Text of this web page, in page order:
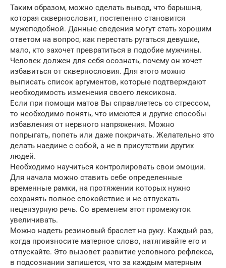
Таким образом, можно сделать вывод, что барышня,
которая сквернословит, постепенно становится
мужеподобной. Данные сведения могут стать хорошим
ответом на вопрос, как перестать ругаться девушке,
мало, кто захочет превратиться в подобие мужчины.
Человек должен для себя осознать, почему он хочет
избавиться от сквернословия. Для этого можно
выписать список аргументов, которые подтверждают
необходимость изменения своего лексикона.
Если при помощи матов Вы справляетесь со стрессом,
то необходимо понять, что имеются и другие способы
избавления от нервного напряжения. Можно
попрыгать, попеть или даже покричать. Желательно это
делать наедине с собой, а не в присутствии других
людей.
Необходимо научиться контролировать свои эмоции.
Для начала можно ставить себе определенные
временные рамки, на протяжении которых нужно
сохранять полное спокойствие и не отпускать
нецензурную речь. Со временем этот промежуток
увеличивать.
Можно надеть резиновый браслет на руку. Каждый раз,
когда произносите матерное слово, натягивайте его и
отпускайте. Это вызовет развитие условного рефлекса,
в подсознании запишется, что за каждым матерным